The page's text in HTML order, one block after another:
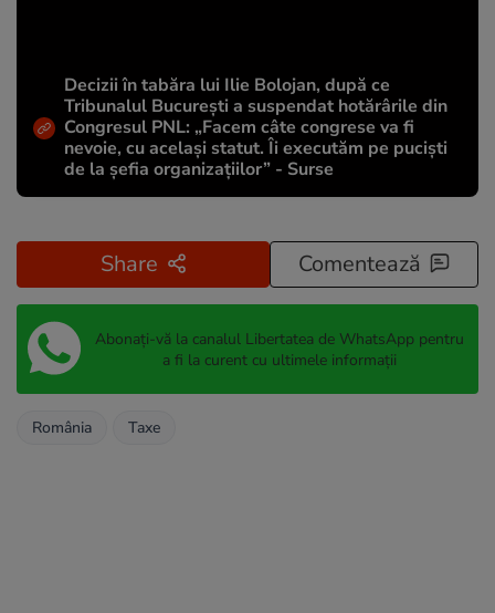
Decizii în tabăra lui Ilie Bolojan, după ce
Tribunalul București a suspendat hotărârile din
Congresul PNL: „Facem câte congrese va fi
nevoie, cu același statut. Îi executăm pe puciști
de la șefia organizațiilor” - Surse
Share Comentează
Abonați-vă la canalul Libertatea de WhatsApp pentru
a fi la curent cu ultimele informații
România Taxe